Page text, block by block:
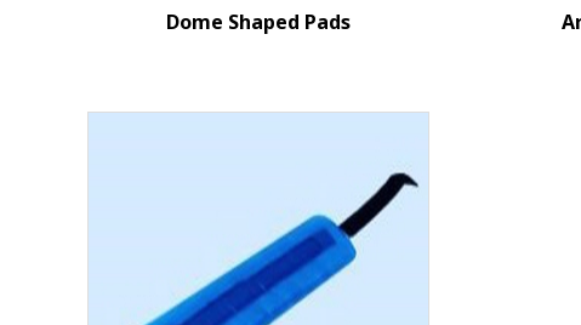
Dome Shaped Pads